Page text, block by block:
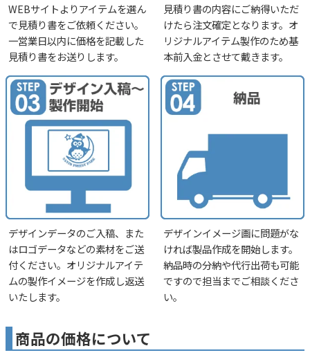
WEBサイトよりアイテムを選ん
で見積り書をご依頼ください。
一営業日以内に価格を記載した
見積り書をお送りします。
見積り書の内容にご納得いただ
けたら注文確定となります。オ
リジナルアイテム製作のため基
本前入金とさせて戴きます。
デザインデータのご入稿、また
はロゴデータなどの素材をご送
付ください。オリジナルアイテ
ムの製作イメージを作成し返送
いたします。
デザインイメージ画に問題がな
ければ製品作成を開始します。
納品時の分納や代行出荷も可能
ですので担当までご相談くださ
い。
商品の価格について